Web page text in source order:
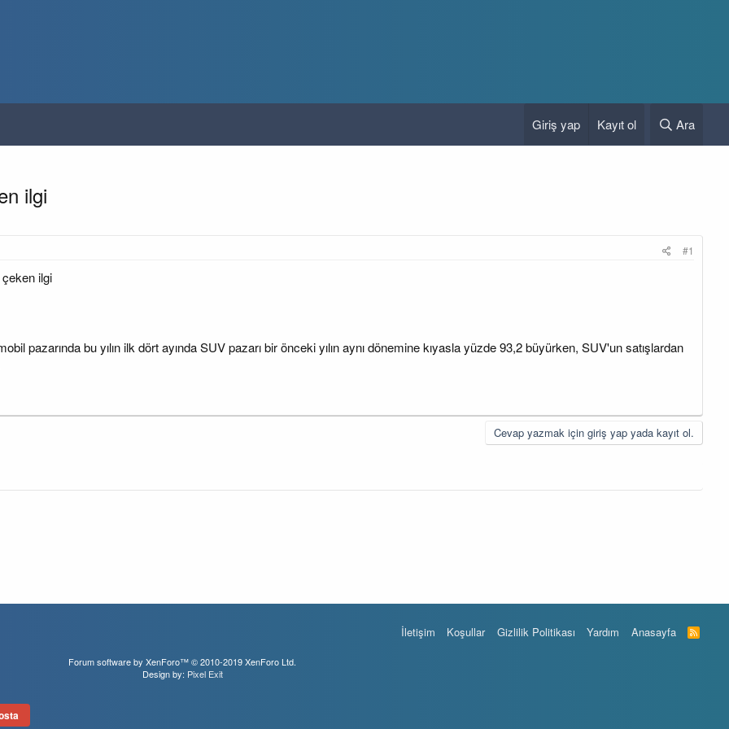
Giriş yap Kayıt ol Ara
ilgi
#1
ilgi
pazarında bu yılın ilk dört ayında SUV pazarı bir önceki yılın aynı dönemine kıyasla yüzde 93,2 büyürken, SUV'un satışlardan
Cevap yazmak için giriş yap yada kayıt ol.
İletişim Koşullar Gizlilik Politikası Yardım Anasayfa
R
S
Forum software by XenForo™© 2010-2019 XenForo Ltd.
Design by: Pixel Exit